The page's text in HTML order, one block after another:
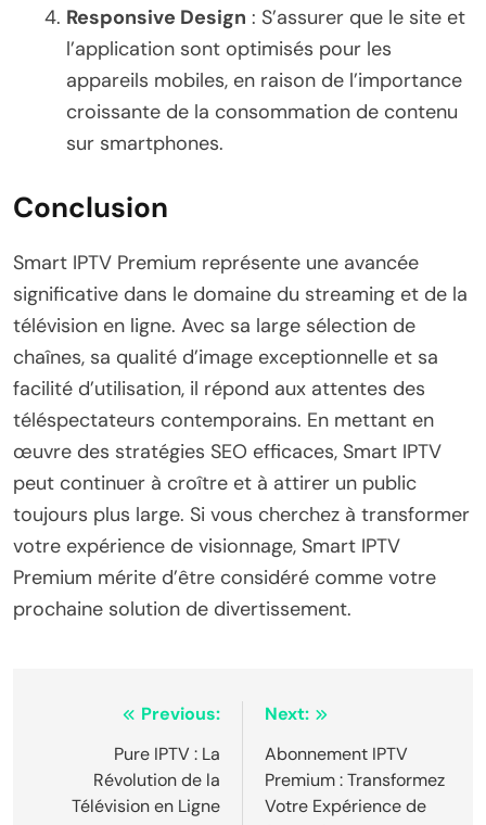
Responsive Design : S’assurer que le site et
l’application sont optimisés pour les
appareils mobiles, en raison de l’importance
croissante de la consommation de contenu
sur smartphones.
Conclusion
Smart IPTV Premium représente une avancée
significative dans le domaine du streaming et de la
télévision en ligne. Avec sa large sélection de
chaînes, sa qualité d’image exceptionnelle et sa
facilité d’utilisation, il répond aux attentes des
téléspectateurs contemporains. En mettant en
œuvre des stratégies SEO efficaces, Smart IPTV
peut continuer à croître et à attirer un public
toujours plus large. Si vous cherchez à transformer
votre expérience de visionnage, Smart IPTV
Premium mérite d’être considéré comme votre
prochaine solution de divertissement.
navigation
Previous:
Pure IPTV : La
Révolution de la
Télévision en Ligne
Next:
Abonnement IPTV
Premium : Transformez
Votre Expérience de